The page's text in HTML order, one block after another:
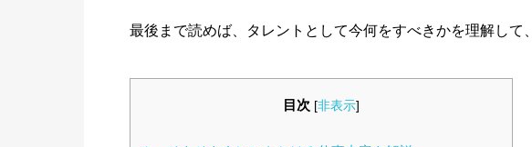
最後まで読めば、タレントとして今何をすべきかを理解して
目次 [非表示]